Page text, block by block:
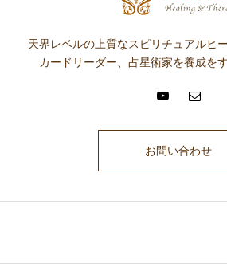
天界レベルの上質なスピリチュアルヒ
カードリーダー、占星術家を養成を
お問い合わせ